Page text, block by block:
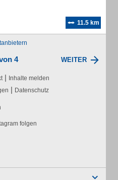
11.5 km
4 WEITER
| Inhalte melden
| Datenschutz
folgen